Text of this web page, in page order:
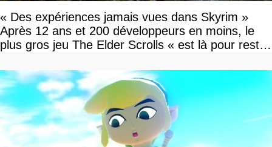
« Des expériences jamais vues dans Skyrim »
Après 12 ans et 200 développeurs en moins, le
plus gros jeu The Elder Scrolls « est là pour rester